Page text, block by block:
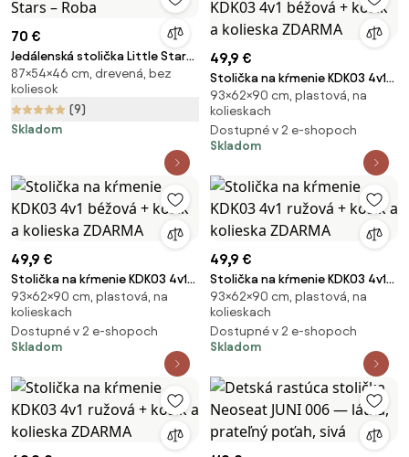
70 €
Jedálenská stolička Little Stars
– Roba
87×54×46 cm, drevená, bez
koliesok
(9)
Skladom
49,9 €
Stolička na kŕmenie KDK03 4v1
béžová + košík a kolieska
ZDARMA
93×62×90 cm, plastová, na
kolieskach
Dostupné v 2 e-shopoch
Skladom
49,9 €
Stolička na kŕmenie KDK03 4v1
béžová + košík a kolieska
ZDARMA
93×62×90 cm, plastová, na
kolieskach
Dostupné v 2 e-shopoch
Skladom
49,9 €
Stolička na kŕmenie KDK03 4v1
ružová + košík a kolieska
ZDARMA
93×62×90 cm, plastová, na
kolieskach
Dostupné v 2 e-shopoch
Skladom